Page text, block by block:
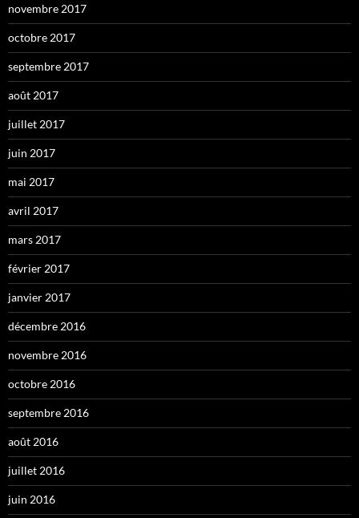
novembre 2017
octobre 2017
septembre 2017
août 2017
juillet 2017
juin 2017
mai 2017
avril 2017
mars 2017
février 2017
janvier 2017
décembre 2016
novembre 2016
octobre 2016
septembre 2016
août 2016
juillet 2016
juin 2016